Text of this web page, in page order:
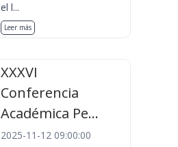
el l...
Leer más
XXXVI
Conferencia
Académica Pe...
2025-11-12 09:00:00